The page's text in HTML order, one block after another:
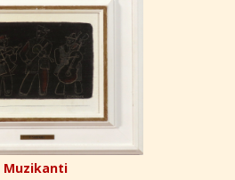
Muzikanti